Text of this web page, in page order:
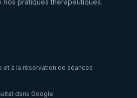
pratiques thérapeutiques.
et à la réservation de séances
dans Google.